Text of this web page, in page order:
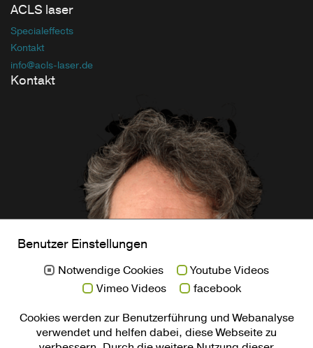
ACLS laser
Specialeffects
Kontakt
info@acls-laser.de
Kontakt
Benutzer Einstellungen
Notwendige Cookies
Youtube Videos
Vimeo Videos
facebook
Cookies werden zur Benutzerführung und Webanalyse
verwendet und helfen dabei, diese Webseite zu